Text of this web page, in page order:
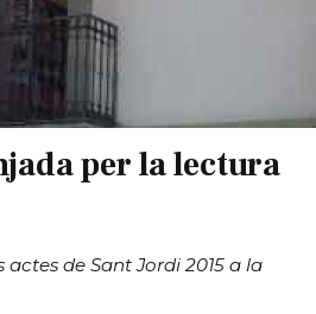
per la lectura
de Sant Jordi 2015 a la